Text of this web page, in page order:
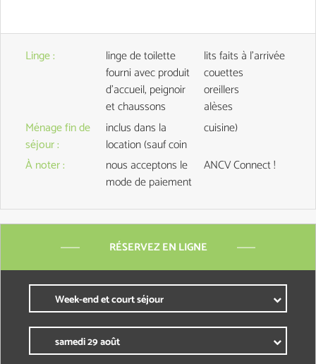
Linge:
linge de toilette
fourniavec produit
d'accueil, peignoir
et chaussons
lits faits à l'arrivée
couettes
oreillers
alèses
Ménage fin de
séjour:
inclus dans la
location(sauf coin
cuisine)
À noter:
nous acceptons le
mode de paiement
ANCV Connect !
RÉSERVEZ EN LIGNE